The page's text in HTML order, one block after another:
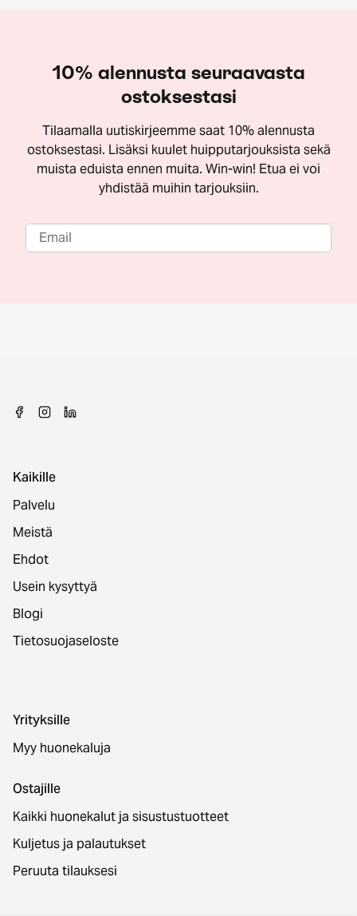
10% alennusta seuraavasta
ostoksestasi
Tilaamalla uutiskirjeemme saat 10% alennusta
ostoksestasi. Lisäksi kuulet huipputarjouksista sekä
muista eduista ennen muita. Win-win! Etua ei voi
yhdistää muihin tarjouksiin.
Kaikille
Palvelu
Meistä
Ehdot
Usein kysyttyä
Blogi
Tietosuojaseloste
Yrityksille
Myy huonekaluja
Ostajille
Kaikki huonekalut ja sisustustuotteet
Kuljetus ja palautukset
Peruuta tilauksesi